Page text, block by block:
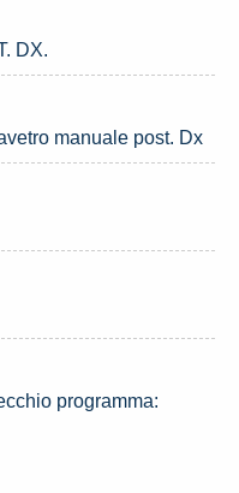
DX.
manuale post. Dx
programma: